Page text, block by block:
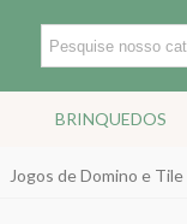
BRINQUEDOS
Jogos de Domino e Tile